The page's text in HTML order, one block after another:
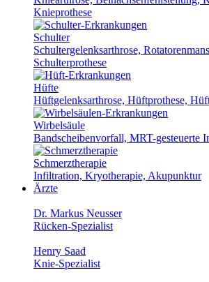
Knieprothese
Schulter
Schultergelenksarthrose,
Schulterprothese
Hüfte
Hüftgelenksarthrose, Hüftprothese,
Wirbelsäule
Bandscheibenvorfall, MRT-gesteuerte
Schmerztherapie
Infiltration, Kryotherapie, Akupunktur
Ärzte
Dr. Markus Neusser
Rücken-Spezialist
Henry Saad
Knie-Spezialist